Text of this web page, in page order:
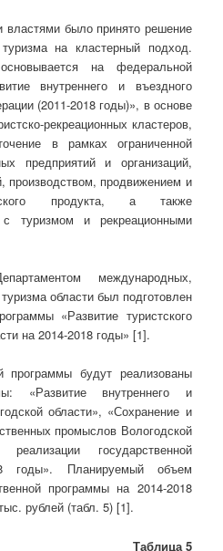
властями было принято решение
на кластерный подход.
на федеральной
внутреннего и въездного
(2011-2018 годы)», в основе
рекреационных кластеров,
в рамках ограниченной
предприятий и организаций,
производством, продвижением и
продукта, а также
туризмом и рекреационными
международных,
области был подготовлен
«Развитие туристского
на 2014-2018 годы» [1].
программы будут реализованы
«Развитие внутреннего и
области», «Сохранение и
промыслов Вологодской
государственной
годы». Планируемый объем
программы на 2014-2018
рублей (табл. 5) [1].
Таблица5